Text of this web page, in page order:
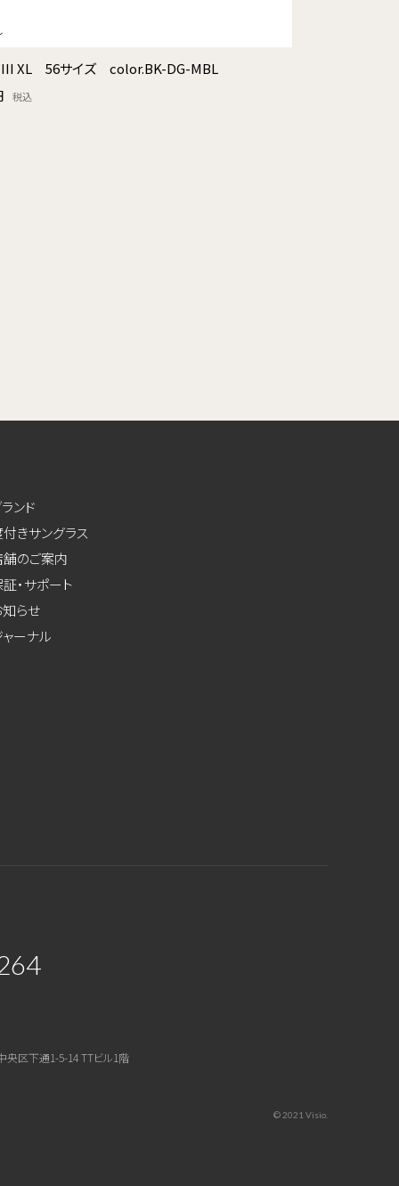
III XL 56サイズ color.BK-DG-MBL
税込
ンド
きサングラス
のご案内
・サポート
らせ
ーナル
区下通1-5-14 TTビル1階
© 2021 Visio.